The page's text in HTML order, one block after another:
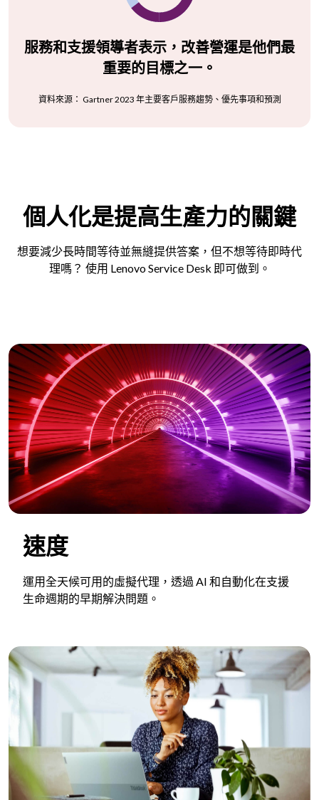
服務和支援領導者表示，改善營運是他們最
重要的目標之一。
資料來源： Gartner 2023 年主要客戶服務趨勢、優先事項和預測
個人化是提高生產力的關鍵
想要減少長時間等待並無縫提供答案，但不想等待即時代
理嗎？ 使用 Lenovo Service Desk 即可做到。
速度
運用全天候可用的虛擬代理，透過 AI 和自動化在支援
生命週期的早期解決問題。